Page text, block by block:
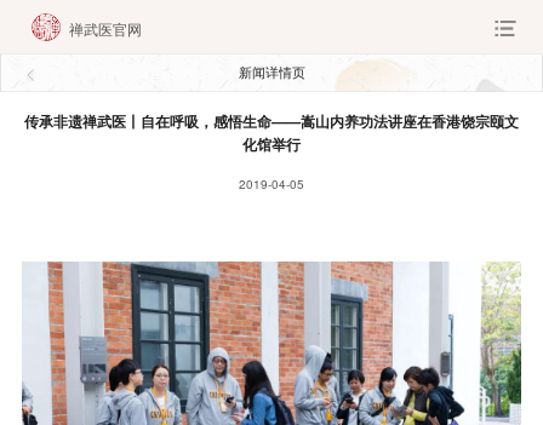
禅武医官网
新闻详情页
传承非遗禅武医丨自在呼吸，感悟生命——嵩山内养功法讲座在香港饶宗颐文
化馆举行
2019-04-05